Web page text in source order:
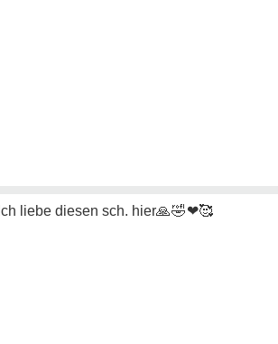
Ich liebe diesen sch. hier🙏🤣❤🥰